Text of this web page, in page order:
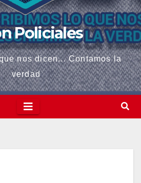
Policiales
nos dicen... Contamos la
verdad